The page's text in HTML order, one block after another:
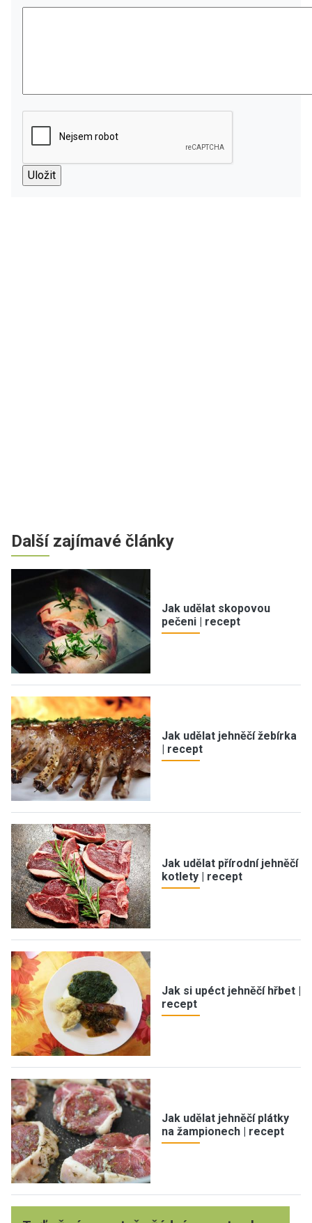
Další zajímavé články
Jak udělat skopovou
pečeni | recept
Jak udělat jehněčí žebírka
| recept
Jak udělat přírodní jehněčí
kotlety | recept
Jak si upéct jehněčí hřbet |
recept
Jak udělat jehněčí plátky
na žampionech | recept